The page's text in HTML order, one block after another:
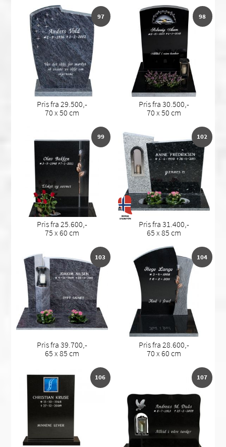
97
Pris fra 29.500,-
70 x 50 cm
98
Pris fra 30.500,-
70 x 50 cm
99
Pris fra 25.600,-
75 x 60 cm
102
Pris fra 31.400,-
65 x 85 cm
103
Pris fra 39.700,-
65 x 85 cm
104
Pris fra 28.600,-
70 x 60 cm
106 107